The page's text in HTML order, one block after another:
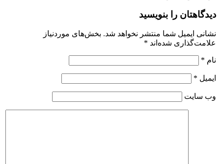
دیدگاهتان را بنویسید
نشانی ایمیل شما منتشر نخواهد شد. بخش‌های موردنیاز
علامت‌گذاری شده‌اند *
نام *
ایمیل *
وب‌ سایت